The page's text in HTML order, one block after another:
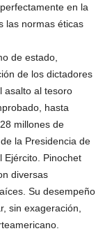
en la
las normas éticas
de estado,
de los dictadores
asalto al tesoro
hasta
millones de
la Presidencia de
Ejército. Pinochet
diversas
Su desempeño
sin exageración,